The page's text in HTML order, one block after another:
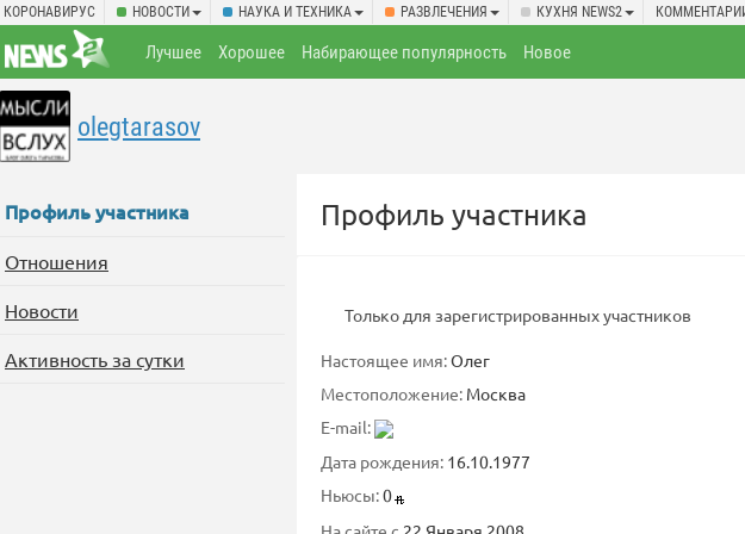
КОРОНАВИРУС НОВОСТИ НАУКА И ТЕХНИКА РАЗВЛЕЧЕНИЯ КУХНЯ NEWS2
Лучшее Хорошее Набирающее популярность Новое
olegtarasov
Профиль участника
Отношения
Новости
Активность за сутки
Профиль участника
Только для зарегистрированных участников
Настоящее имя:Олег
Местоположение: Москва
E-mail:
Дата рождения: 16.10.1977
Ньюсы:0